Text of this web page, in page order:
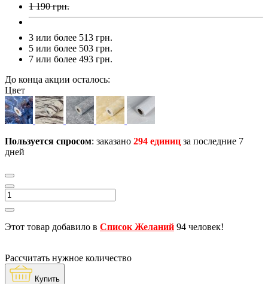
1 190 грн.
3 или более 513 грн.
5 или более 503 грн.
7 или более 493 грн.
До конца акции осталось:
Цвет
Пользуется спросом: заказано 294 единиц за последние 7
дней
Этот товар добавило в Список Желаний 94 человек!
Рассчитать нужное количество
Купить